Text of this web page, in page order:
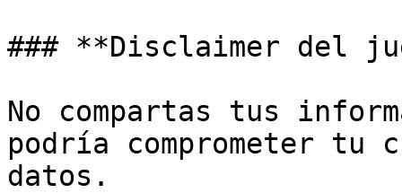
### **Disclaimer del
No compartas tus
podría comprometer tu
datos.